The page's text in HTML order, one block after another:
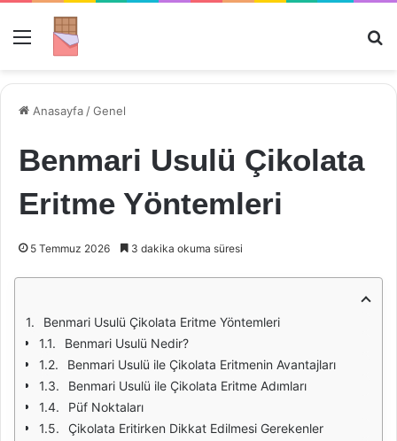
Menü
Anasayfa /Genel
Benmari Usulü Çikolata
Eritme Yöntemleri
5 Temmuz 2026 3 dakika okuma süresi
Benmari Usulü Çikolata Eritme Yöntemleri
Benmari Usulü Nedir?
Benmari Usulü ile Çikolata Eritmenin Avantajları
Benmari Usulü ile Çikolata Eritme Adımları
Püf Noktaları
Çikolata Eritirken Dikkat Edilmesi Gerekenler